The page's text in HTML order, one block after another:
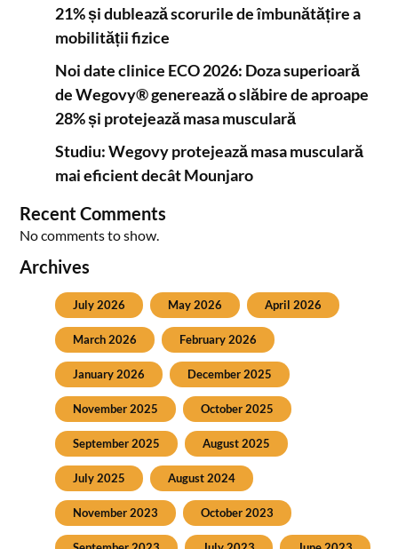
21% și dublează scorurile de îmbunătățire a
mobilității fizice
Noi date clinice ECO 2026: Doza superioară
de Wegovy® generează o slăbire de aproape
28% și protejează masa musculară
Studiu: Wegovy protejează masa musculară
mai eficient decât Mounjaro
Recent Comments
No comments to show.
Archives
July 2026 May 2026 April 2026
March 2026 February 2026
January 2026 December 2025
November 2025 October 2025
September 2025 August 2025
July 2025 August 2024
November 2023 October 2023